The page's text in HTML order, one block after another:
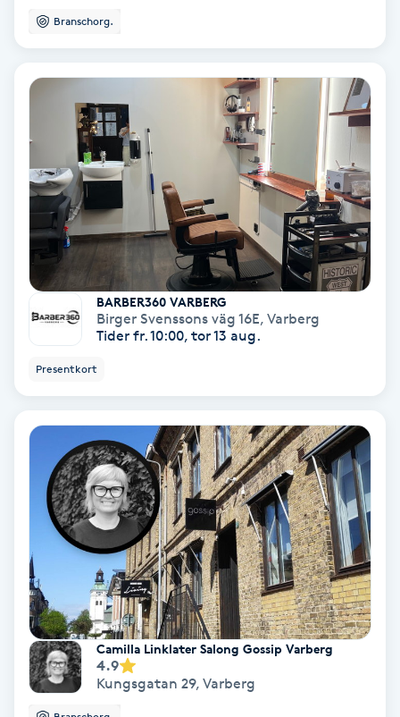
Skäggtrimmning
Skönhet
Slingor
Sockring
Spa
Spa manikyr & pedikyr
Spa-pedikyr
Spraytan
Sugaring
Svensk massage
Svettbehandling
Branschorg.
BARBER360 VARBERG
Birger Svenssons väg 16E, Varberg
Tider fr. 10:00, tor 13 aug.
Presentkort
Camilla Linklater Salong Gossip Varberg
4.9
Kungsgatan 29, Varberg